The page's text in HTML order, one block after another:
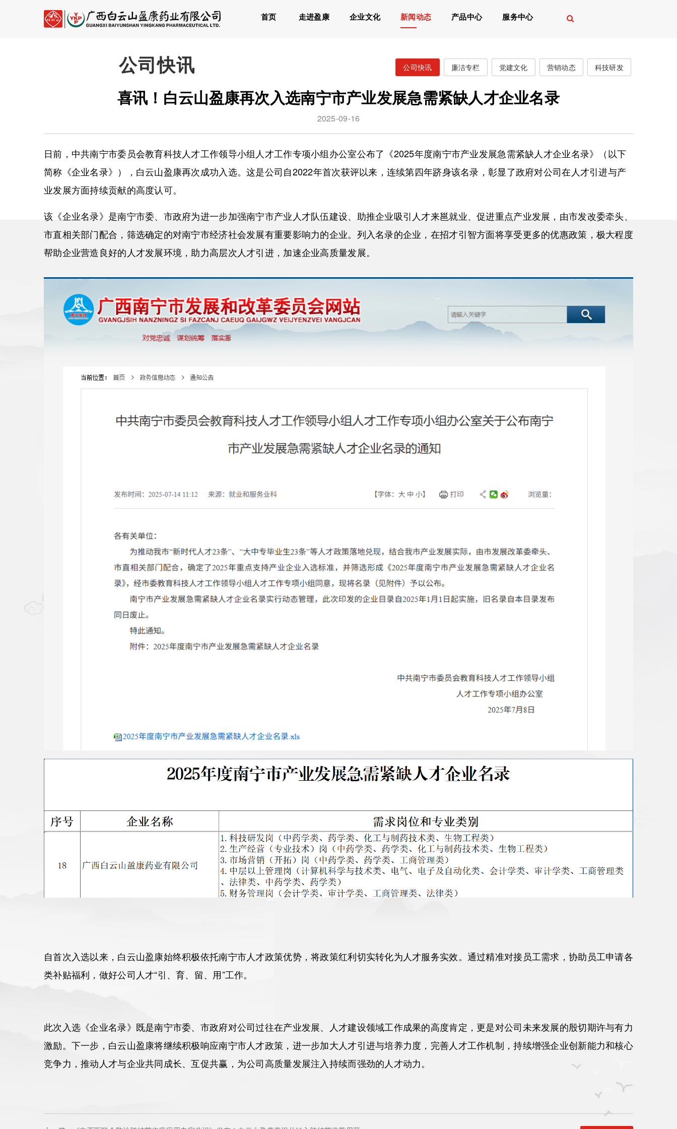
首页 走进盈康 企业文化 新闻动态 产品中心 服务中心
公司快讯 公司快讯 廉洁专栏 党建文化 营销动态 科技研发
喜讯！白云山盈康再次入选南宁市产业发展急需紧缺人才企业名录
2025-09-16
日前，中共南宁市委员会教育科技人才工作领导小组人才工作专项小组办公室公布了《2025年度南宁市产业发展急需紧缺人才企业名录》（以下
简称《企业名录》），白云山盈康再次成功入选。这是公司自2022年首次获评以来，连续第四年跻身该名录，彰显了政府对公司在人才引进与产
业发展方面持续贡献的高度认可。
该《企业名录》是南宁市委、市政府为进一步加强南宁市产业人才队伍建设、助推企业吸引人才来邕就业、促进重点产业发展，由市发改委牵头、
市直相关部门配合，筛选确定的对南宁市经济社会发展有重要影响力的企业。列入名录的企业，在招才引智方面将享受更多的优惠政策，极大程度
帮助企业营造良好的人才发展环境，助力高层次人才引进，加速企业高质量发展。
自首次入选以来，白云山盈康始终积极依托南宁市人才政策优势，将政策红利切实转化为人才服务实效。通过精准对接员工需求，协助员工申请各
类补贴福利，做好公司人才“引、育、留、用”工作。
此次入选《企业名录》既是南宁市委、市政府对公司过往在产业发展、人才建设领域工作成果的高度肯定，更是对公司未来发展的殷切期许与有力
激励。下一步，白云山盈康将继续积极响应南宁市人才政策，进一步加大人才引进与培养力度，完善人才工作机制，持续增强企业创新能力和核心
竞争力，推动人才与企业共同成长、互促共赢，为公司高质量发展注入持续而强劲的人才动力。